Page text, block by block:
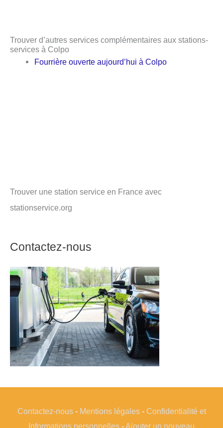
Trouver d’autres services complémentaires aux stations-
services à Colpo
Fourrière ouverte aujourd’hui à Colpo
Trouver une station service en France avec
stationservice.org
Contactez-nous
Contactez-nous- Mentions légales- Confidentialité et
Informations personnelles - Ajouter un nouveau